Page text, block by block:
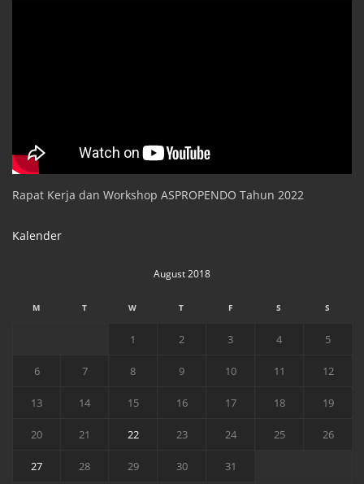
Rapat Kerja dan Workshop ASPROPENDO Tahun 2022
Kalender
August 2018
M T W T F S S
1 2 3 4 5
6 7 8 9 10 11 12
13 14 15 16 17 18 19
20 21 22 23 24 25 26
27 28 29 30 31